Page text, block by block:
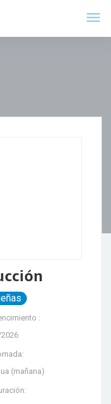
:
(mañana)